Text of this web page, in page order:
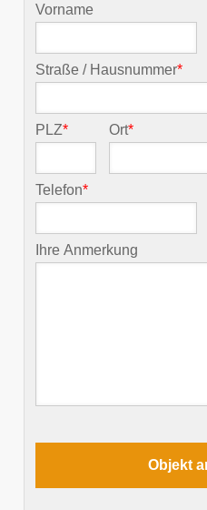
Vorname
Straße / Hausnummer*
PLZ* Ort*
Telefon*
Ihre Anmerkung